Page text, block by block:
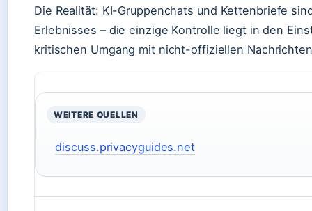
Die Realität: KI-Gruppenchats und Kettenbriefe
Erlebnisses – die einzige Kontrolle liegt in den
kritischen Umgang mit nicht-offiziellen
WEITERE QUELLEN
discuss.privacyguides.net